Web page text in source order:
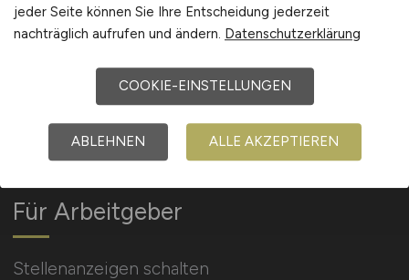
Social Media & Networks
Gleichberechtigung & Vielfalt
Für Arbeitgeber
Stellenanzeigen schalten
jeder Seite können Sie Ihre Entscheidung jederzeit
nachträglich aufrufen und ändern. Datenschutzerklärung
COOKIE-EINSTELLUNGEN
ABLEHNEN ALLE AKZEPTIEREN